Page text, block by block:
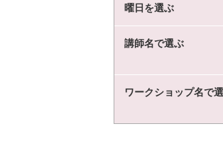
曜日を選ぶ
講師名で選ぶ
ワークショップ名で